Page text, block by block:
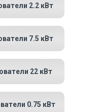
2.2 кВт
7.5 кВт
22 кВт
0.75 кВт